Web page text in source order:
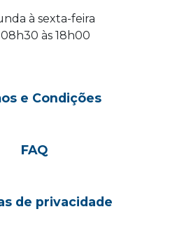
à sexta-feira
às 18h00
e Condições
FAQ
de privacidade